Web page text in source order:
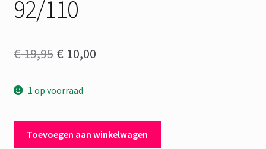
92/110
€19,95 Oorspronkelijke
was:
€ 19,95.
€ 10,00Huidige
€ 10,00.
1 op voorraad
Toevoegen aan winkelwagen